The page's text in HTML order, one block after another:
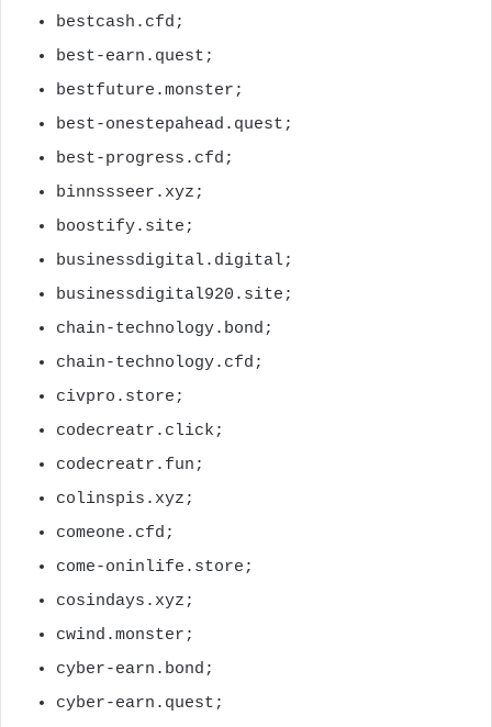
bestcash.cfd;
best-earn.quest;
bestfuture.monster;
best-onestepahead.quest;
best-progress.cfd;
binnssseer.xyz;
boostify.site;
businessdigital.digital;
businessdigital920.site;
chain-technology.bond;
chain-technology.cfd;
civpro.store;
codecreatr.click;
codecreatr.fun;
colinspis.xyz;
comeone.cfd;
come-oninlife.store;
cosindays.xyz;
cwind.monster;
cyber-earn.bond;
cyber-earn.quest;